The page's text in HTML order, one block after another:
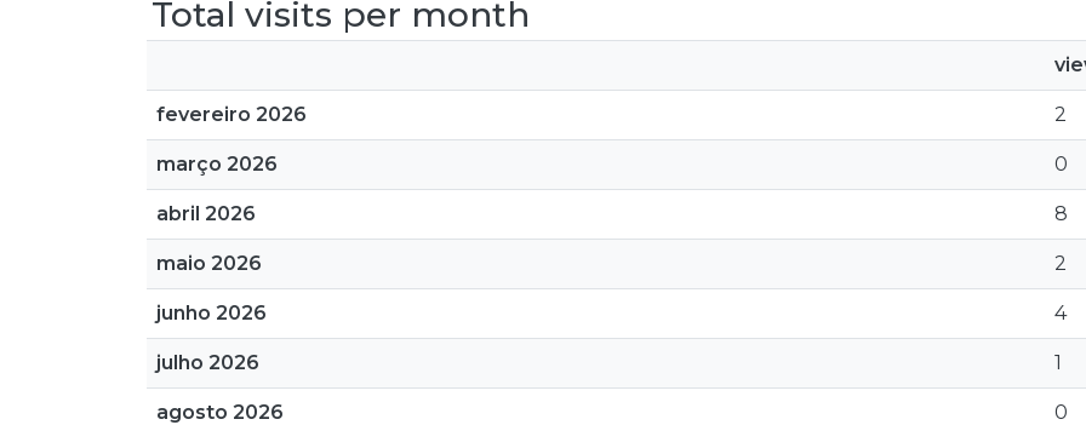
Total visits per month
fevereiro 2026 2
março 2026 0
abril 2026 8
maio 2026 2
junho 2026 4
julho 2026 1
agosto 2026 0